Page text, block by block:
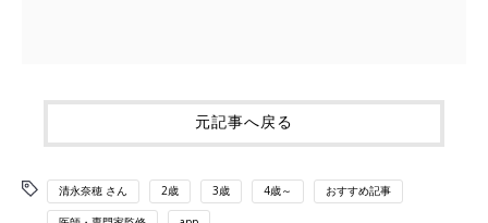
元記事へ戻る
清永奈穂 さん 2歳 3歳 4歳～ おすすめ記事